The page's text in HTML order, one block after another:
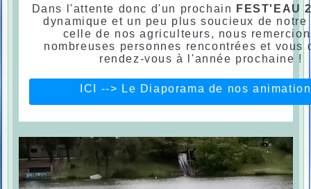
Dans l'attente donc d'un prochain
FEST'EAU
dynamique et un peu plus soucieux de notre
celle de nos agriculteurs, nous
nombreuses personnes rencontrées et vous
rendez-vous à l'année prochaine !
ICI --> Le Diaporama de nos